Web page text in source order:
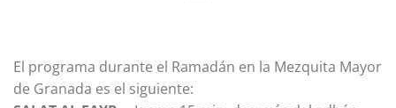
El programa durante el Ramadán en la Mezquita Mayor
de Granada es el siguiente: